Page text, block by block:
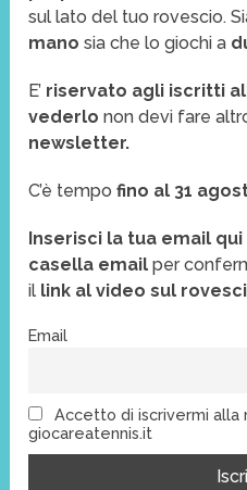
sul lato del tuo rovescio.
mano sia che lo giochi a
E’ riservato agli iscritti
vederlonon devi fare
newsletter.
C’è tempofino al 31
Inserisci la tua email
casella emailper
il link al video sul
Email
Accetto di iscrivermi
giocareatennis.it